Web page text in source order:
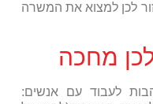
לכן למצוא את המשרה
מחכה
לעבוד עם אנשים: